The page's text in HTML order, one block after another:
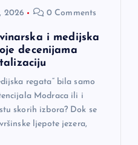
2026 0 Comments
i medijska
decenijama
regata“ bila samo
Modraca ili i
skorih izbora? Dok se
ljepote jezera,